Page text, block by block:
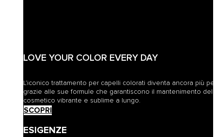
LOVE YOUR COLOR EVERY DAY
L’iconico trattamento per capelli colorati diventa ancora più
grazie alle sue formule che garantiscono il mantenimento del
cosmetico vibrante e sublime a lungo.
SCOPRI
ESIGENZE